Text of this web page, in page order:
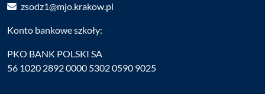
zsodz1@mjo.krakow.pl
Konto bankowe szkoły:
PKO BANK POLSKI SA
56 1020 2892 0000 5302 0590 9025